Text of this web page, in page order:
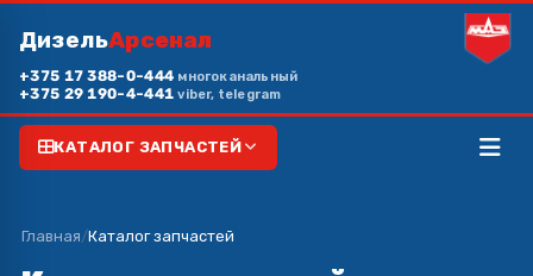
ДизельАрсенал
+375 17 388-0-444 многоканальный
+375 29 190-4-441viber, telegram
КАТАЛОГ ЗАПЧАСТЕЙ
Главная/Каталог запчастей